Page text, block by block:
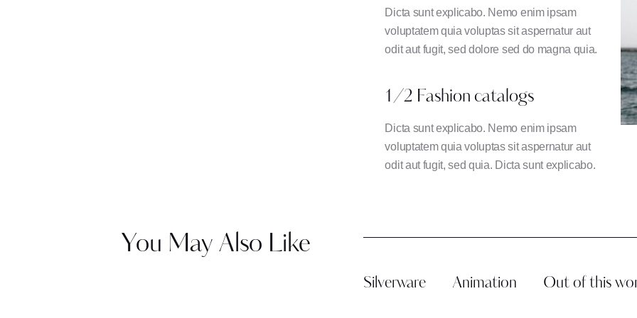
Dicta sunt explicabo. Nemo enim ipsam
voluptatem quia voluptas sit aspernatur aut
odit aut fugit, sed dolore sed do magna quia.
1/2 Fashion catalogs
Dicta sunt explicabo. Nemo enim ipsam
voluptatem quia voluptas sit aspernatur aut
odit aut fugit, sed quia. Dicta sunt explicabo.
You May Also Like
Silverware Animation Out of this